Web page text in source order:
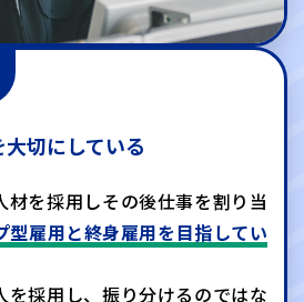
大切にしている
材を採用しその後仕事を割り当
型雇用と終身雇用を目指してい
を採用し、振り分けるのではな